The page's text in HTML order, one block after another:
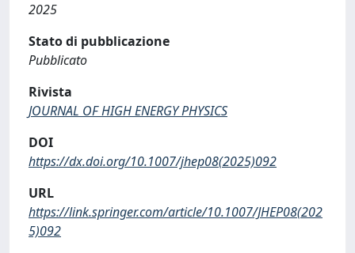
2025
Stato di pubblicazione
Pubblicato
Rivista
JOURNAL OF HIGH ENERGY PHYSICS
DOI
https://dx.doi.org/10.1007/jhep08(2025)092
URL
https://link.springer.com/article/10.1007/JHEP08(202
5)092